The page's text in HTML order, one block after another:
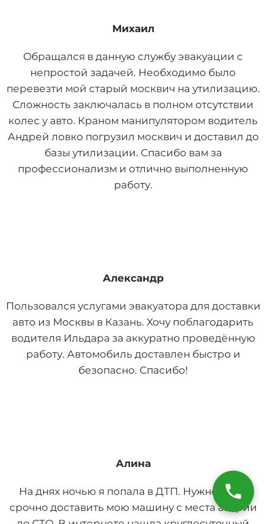
Михаил
Обращался в данную службу эвакуации с
непростой задачей. Необходимо было
перевезти мой старый москвич на утилизацию.
Сложность заключалась в полном отсутствии
колес у авто. Краном манипулятором водитель
Андрей ловко погрузил москвич и доставил до
базы утилизации. Спасибо вам за
профессионализм и отлично выполненную
работу.
Александр
Пользовался услугами эвакуатора для доставки
авто из Москвы в Казань. Хочу поблагодарить
водителя Ильдара за аккуратно проведённую
работу. Автомобиль доставлен быстро и
безопасно. Спасибо!
Алина
На днях ночью я попала в ДТП. Нужно было
срочно доставить мою машину с места аварии